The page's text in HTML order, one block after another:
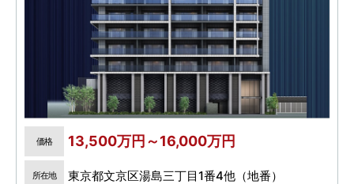
価格 13,500万円～16,000万円
所在地 東京都文京区湯島三丁目1番4他（地番）